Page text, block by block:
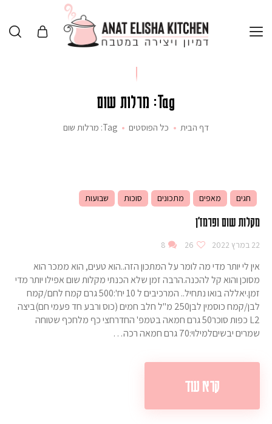
Tag: מרלות שום
דף הבית כל הפוסטים Tag: מרלות שום
חגים מאפים מתכונים סוכות שבועות
מקלות שום ופרמז'ן
22 במרץ 2022 26
8
אין לי יותר מדי מה לומר על המתכון הזה..הוא טעים, הוא ממכר הוא
מסוכן והוא קל להכנה.הרבה זמן שלא הכנתי מקלות שום אפילו יותר מדי
זמן.יאללה בואו נתחיל.. המרכיבים ל 10 יח':500 גרם קמח לחם/קמח
לבן/קמח כוסמין לבן250 מ"ל חלב חמים (כוס ורבע חד פעמי חם)ביצה
L2 כפות סוכר50 גרם חמאה בטמפ' החדרחצי כף מלחכף שטוחה
שמרים יבשיםלמילוי:70 גרם חמאה רכה…
קרא עוד